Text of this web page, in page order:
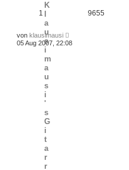
K
a
u
s
i
m
a
u
s
i
'
s
G
i
t
a
r
r
1 9655
von klausimausi
05 Aug 2007, 22:08